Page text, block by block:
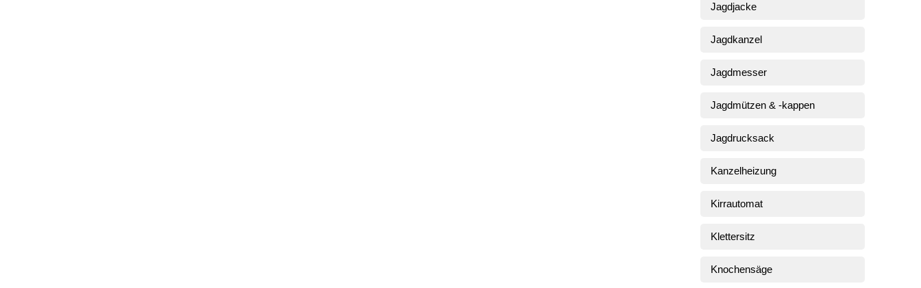
Jagdjacke
Jagdkanzel
Jagdmesser
Jagdmützen & -kappen
Jagdrucksack
Kanzelheizung
Kirrautomat
Klettersitz
Knochensäge